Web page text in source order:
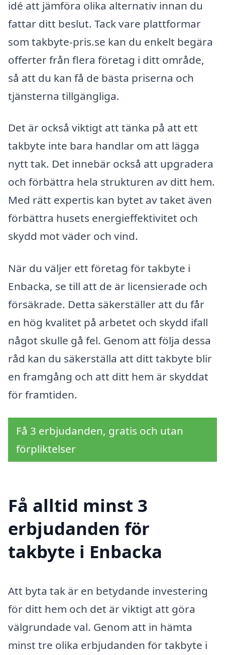
idé att jämföra olika alternativ innan du
fattar ditt beslut. Tack vare plattformar
som takbyte-pris.se kan du enkelt begära
offerter från flera företag i ditt område,
så att du kan få de bästa priserna och
tjänsterna tillgängliga.
Det är också viktigt att tänka på att ett
takbyte inte bara handlar om att lägga
nytt tak. Det innebär också att upgradera
och förbättra hela strukturen av ditt hem.
Med rätt expertis kan bytet av taket även
förbättra husets energieffektivitet och
skydd mot väder och vind.
När du väljer ett företag för takbyte i
Enbacka, se till att de är licensierade och
försäkrade. Detta säkerställer att du får
en hög kvalitet på arbetet och skydd ifall
något skulle gå fel. Genom att följa dessa
råd kan du säkerställa att ditt takbyte blir
en framgång och att ditt hem är skyddat
för framtiden.
Få 3 erbjudanden, gratis och utan
förpliktelser
Få alltid minst 3
erbjudanden för
takbyte i Enbacka
Att byta tak är en betydande investering
för ditt hem och det är viktigt att göra
välgrundade val. Genom att in hämta
minst tre olika erbjudanden för takbyte i